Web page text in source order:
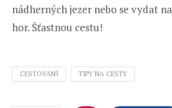
nádherných jezer nebo se vydat
hor. Šťastnou cestu!
CESTOVÁNÍ TIPY NA CESTY